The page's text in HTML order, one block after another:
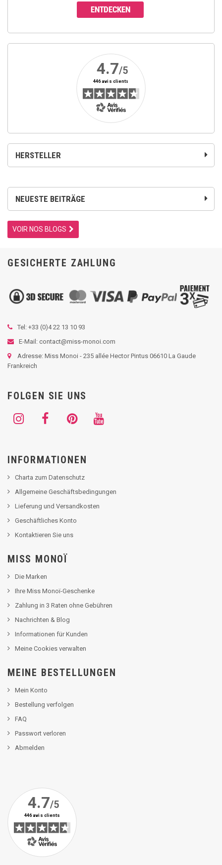
HERSTELLER
NEUESTE BEITRÄGE
VOIR NOS BLOGS
GESICHERTE ZAHLUNG
Tel: +33 (0)4 22 13 10 93
E-Mail: contact@miss-monoi.com
Adresse: Miss Monoi - 235 allée Hector Pintus 06610 La Gaude
Frankreich
FOLGEN SIE UNS
INFORMATIONEN
Charta zum Datenschutz
Allgemeine Geschäftsbedingungen
Lieferung und Versandkosten
Geschäftliches Konto
Kontaktieren Sie uns
MISS MONOÏ
Die Marken
Ihre Miss Monoï-Geschenke
Zahlung in 3 Raten ohne Gebühren
Nachrichten & Blog
Informationen für Kunden
Meine Cookies verwalten
MEINE BESTELLUNGEN
Mein Konto
Bestellung verfolgen
FAQ
Passwort verloren
Abmelden